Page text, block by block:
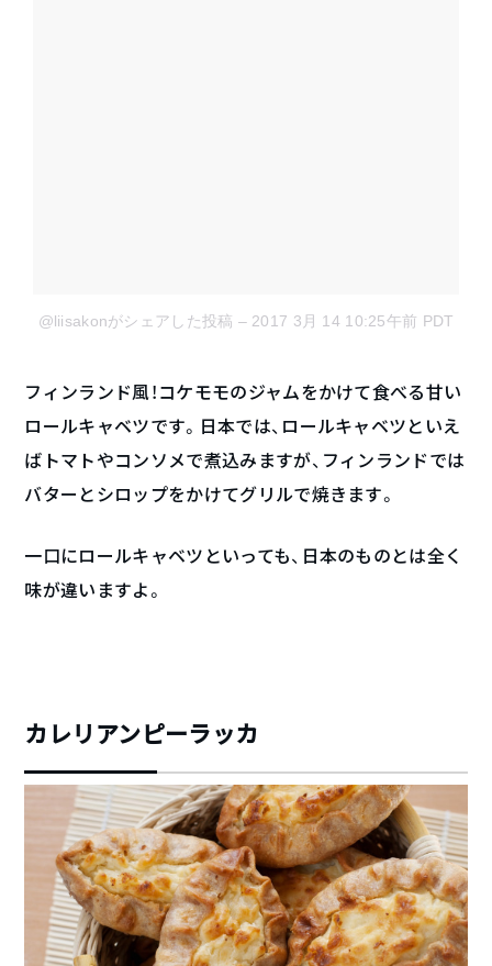
@liisakonがシェアした投稿 – 2017 3月 14 10:25午前 PDT
フィンランド風！コケモモのジャムをかけて食べる甘い
ロールキャベツです。日本では、ロールキャベツといえ
ばトマトやコンソメで煮込みますが、フィンランドでは
バターとシロップをかけてグリルで焼きます。
一口にロールキャベツといっても、日本のものとは全く
味が違いますよ。
カレリアンピーラッカ